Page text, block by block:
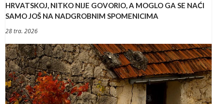
HRVATSKOJ, NITKO NIJE GOVORIO, A MOGLO GA SE NAĆI
SAMO JOŠ NA NADGROBNIM SPOMENICIMA
28 tra. 2026